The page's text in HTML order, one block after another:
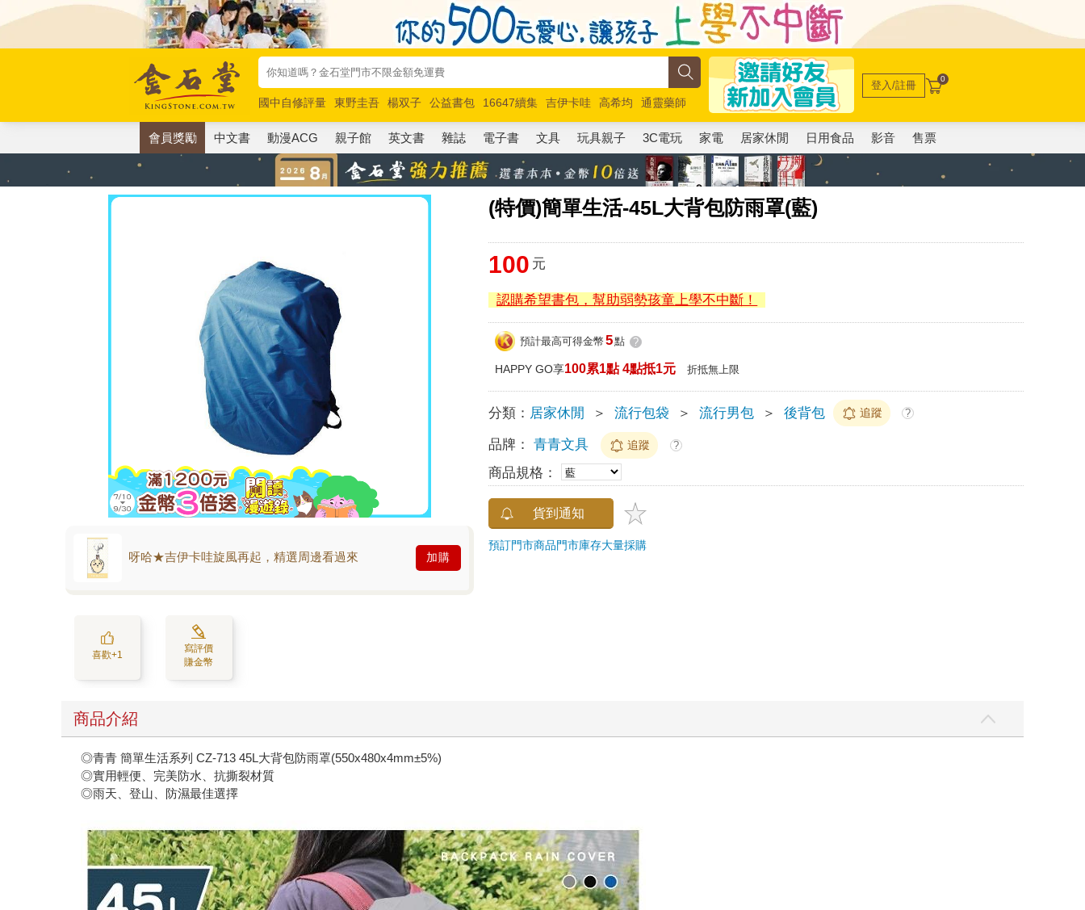
國中自修評量 東野圭吾 楊双子 公益書包 16647續集 吉伊卡哇 高希均
通靈藥師
唯紅花綻放
奧德賽 路邊攤新作 馬斯克 玩具總動員5 超慢跑
登入/註冊 0
會員獎勵 中文書 動漫ACG 親子館 英文書 雜誌 電子書 文具 玩具親子 3C電玩 家電 居家休閒 日用食品 影音 售票
(特價)簡單生活-45L大背包防雨罩(藍)
呀哈★吉伊卡哇旋風再起，精選周邊看過來 加購
喜歡+1
寫評價
賺金幣
100 元
認購希望書包，幫助弱勢孩童上學不中斷！
預計最高可得金幣 5點 ?
HAPPY GO享100累1點 4點抵1元 折抵無上限
分類： 居家休閒 ＞ 流行包袋 ＞ 流行男包 ＞ 後背包 追蹤 ?
品牌： 青青文具 追蹤 ?
商品規格：
貨到通知
預訂門市商品門市庫存大量採購
商品介紹
◎青青 簡單生活系列 CZ-713 45L大背包防雨罩(550x480x4mm±5%)
◎實用輕便、完美防水、抗撕裂材質
◎雨天、登山、防濕最佳選擇